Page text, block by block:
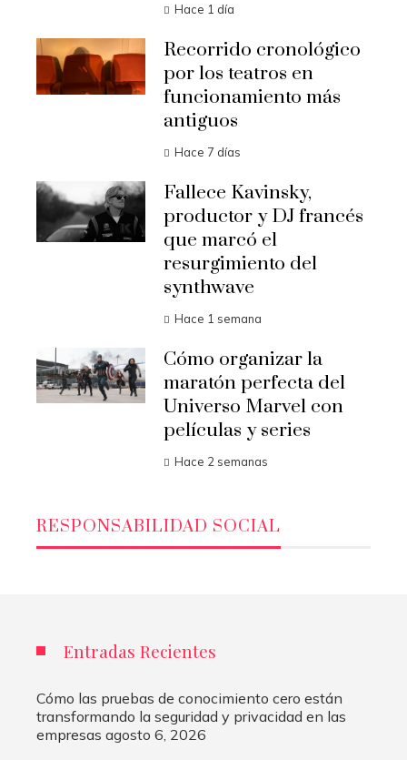
Hace 1 día
Recorrido cronológico
por los teatros en
funcionamiento más
antiguos
Hace 7 días
Fallece Kavinsky,
productor y DJ francés
que marcó el
resurgimiento del
synthwave
Hace 1 semana
Cómo organizar la
maratón perfecta del
Universo Marvel con
películas y series
Hace 2 semanas
RESPONSABILIDAD SOCIAL
Entradas Recientes
Cómo las pruebas de conocimiento cero están
transformando la seguridad y privacidad en las
empresas agosto 6, 2026